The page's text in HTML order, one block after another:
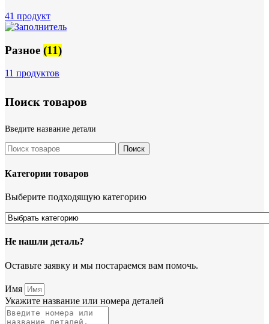
41 продукт
Разное (11)
11 продуктов
Поиск товаров
Введите название детали
Поиск
Категории товаров
Выберите подходящую категорию
Не нашли деталь?
Оставьте заявку и мы постараемся вам помочь.
Имя
Укажите название или номера деталей